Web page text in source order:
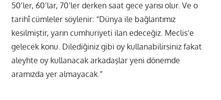
50’ler, 60’lar, 70’ler derken saat gece yarısı olur. Ve o
tarihî cümleler söylenir: “Dünya ile bağlantımız
kesilmiştir, yarın cumhuriyeti ilan edeceğiz. Meclis’e
gelecek konu. Dilediğiniz gibi oy kullanabilirsiniz fakat
aleyhte oy kullanacak arkadaşlar yeni dönemde
aramızda yer almayacak.”